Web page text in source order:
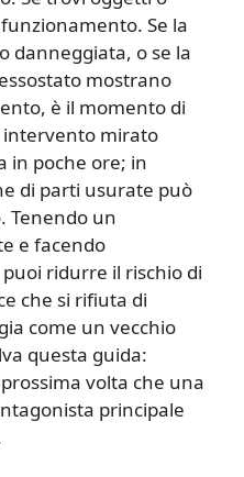
Se la
danneggiata, o se la
mostrano
è il momento di
intervento mirato
in poche ore; in
di parti usurate può
Tenendo un
e facendo
ridurre il rischio di
che si rifiuta di
come un vecchio
questa guida:
volta che una
principale